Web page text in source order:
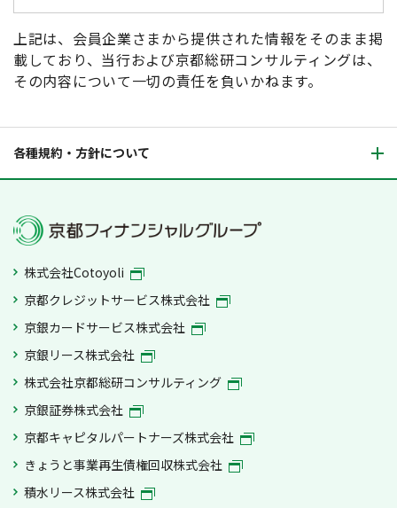
上記は、会員企業さまから提供された情報をそのまま掲
載しており、当行および京都総研コンサルティングは、
その内容について一切の責任を負いかねます。
各種規約・方針について
株式会社Cotoyoli
京都クレジットサービス株式会社
京銀カードサービス株式会社
京銀リース株式会社
株式会社京都総研コンサルティング
京銀証券株式会社
京都キャピタルパートナーズ株式会社
きょうと事業再生債権回収株式会社
積水リース株式会社